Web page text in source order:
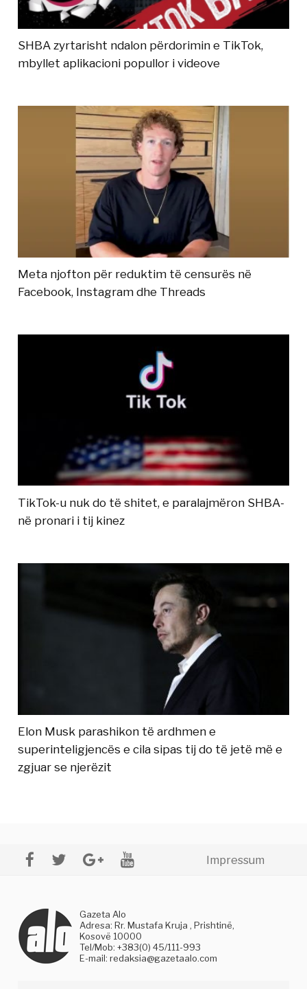
SHBA zyrtarisht ndalon përdorimin e TikTok,
mbyllet aplikacioni popullor i videove
Meta njofton për reduktim të censurës në
Facebook, Instagram dhe Threads
TikTok-u nuk do të shitet, e paralajmëron SHBA-
në pronari i tij kinez
Elon Musk parashikon të ardhmen e
superinteligjencës e cila sipas tij do të jetë më e
zgjuar se njerëzit
Impressum
Gazeta Alo
Adresa: Rr. Mustafa Kruja , Prishtinë,
Kosovë 10000
Tel/Mob: +383(0) 45/111-993
E-mail:redaksia@gazetaalo.com